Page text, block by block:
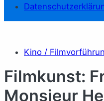
Kino /
Filmkunst:
Monsieur